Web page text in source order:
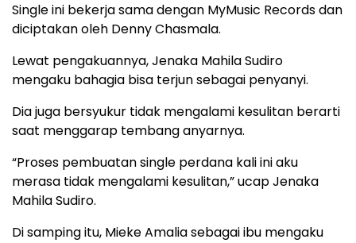
Single ini bekerja sama dengan MyMusic Records dan
diciptakan oleh Denny Chasmala.
Lewat pengakuannya, Jenaka Mahila Sudiro
mengaku bahagia bisa terjun sebagai penyanyi.
Dia juga bersyukur tidak mengalami kesulitan berarti
saat menggarap tembang anyarnya.
“Proses pembuatan single perdana kali ini aku
merasa tidak mengalami kesulitan,” ucap Jenaka
Mahila Sudiro.
Di samping itu, Mieke Amalia sebagai ibu mengaku